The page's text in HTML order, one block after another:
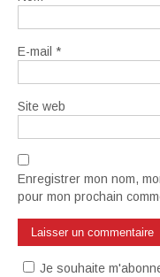
E-mail *
Site web
Enregistrer mon nom,
pour mon prochain
Je souhaite